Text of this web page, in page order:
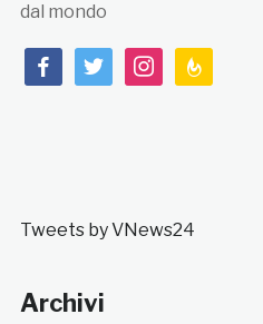
dal mondo
facebooktwitterinstagramfeedburner
Tweets by VNews24
Archivi